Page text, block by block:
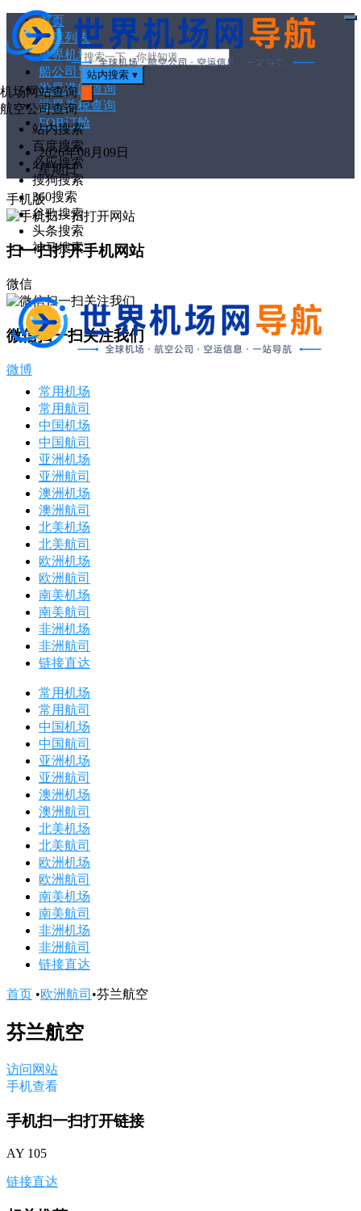
首页
文章列表
世界机场代码
船公司导航
世界港口查询
世界关税查询
FOB订舱
2026年08月09日
星期日
机场网站查询
航空公司查询
站内搜索 ▾
站内搜索
百度搜索
必应搜索
搜狗搜索
360搜索
谷歌搜索
头条搜索
神马搜索
搜
索
手机版
扫一扫打开手机网站
微信
微信扫一扫关注我们
微博
打
常用机场
常用航司
中国机场
中国航司
亚洲机场
亚洲航司
澳洲机场
澳洲航司
北美机场
北美航司
欧洲机场
欧洲航司
南美机场
南美航司
非洲机场
非洲航司
链接直达
常用机场
常用航司
中国机场
中国航司
亚洲机场
亚洲航司
澳洲机场
澳洲航司
北美机场
北美航司
欧洲机场
欧洲航司
南美机场
南美航司
非洲机场
非洲航司
链接直达
首页 •欧洲航司 •芬兰航空
芬兰航空
访问网站
手机查看
手机扫一扫打开链接
AY 105
链接直达